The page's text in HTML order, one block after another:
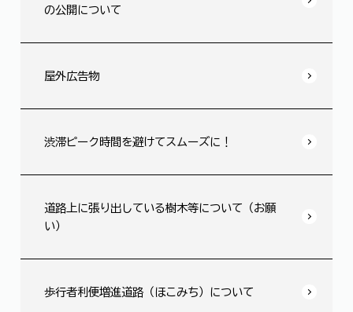
の公開について
屋外広告物
渋滞ピーク時間を避けてスムーズに！
道路上に張り出している樹木等について（お願
い）
歩行者利便増進道路（ほこみち）について